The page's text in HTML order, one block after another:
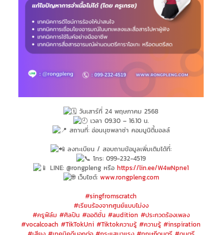
วันเสาร์ที่ 24 พฤษภาคม 2568
เวลา 09.30 – 16.10 น.
สถานที่: อ่อนนุชพลาซ่า คอมมูนิตี้มอลล์
ลงทะเบียน / สอบถามข้อมูลเพิ่มเติมได้ที่:
โทร: 099-232-4519
LINE: @rongpleng หรือ https://lin.ee/W4wNpne1
เว็บไซต์: www.rongpleng.com
#singfromscratch
#เรียนร้องจากศูนย์แบบไม่งง
#ครูฟิล์ม #ศิลปิน #ออดิชั่น #audition #ประกวดร้องเพลง
#vocalcoach #TikTokUni #Tiktokความรู้ #ความรู้ #inspiration